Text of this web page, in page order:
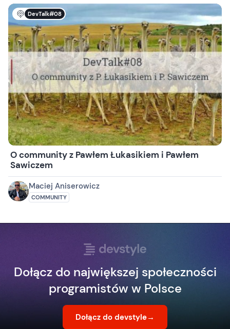
DevTalk#08
O community z Pawłem Łukasikiem i Pawłem
Sawiczem
Maciej Aniserowicz
COMMUNITY
Dołącz do największej społeczności
programistów w Polsce
Dołącz do devstyle→